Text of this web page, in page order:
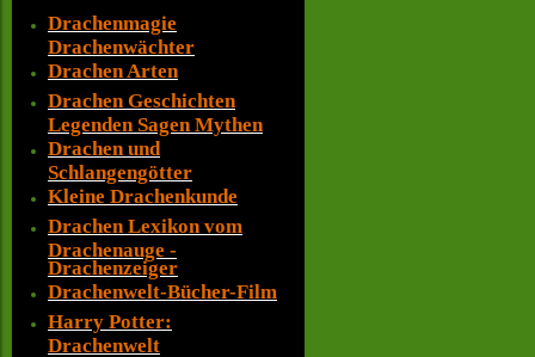
Drachenmagie
Drachenwächter
Drachen Arten
Drachen Geschichten
Legenden Sagen Mythen
Drachen und
Schlangengötter
Kleine Drachenkunde
Drachen Lexikon vom
Drachenauge -
Drachenzeiger
Drachenwelt-Bücher-Film
Harry Potter:
Drachenwelt